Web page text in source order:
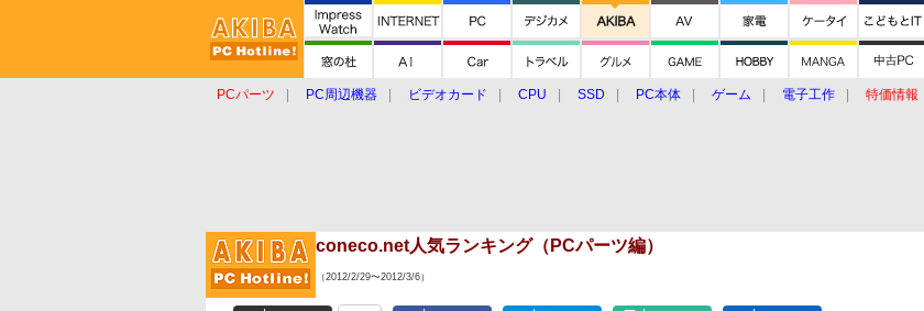
PCパーツ PC周辺機器 ビデオカード CPU SSD PC本体 ゲーム 電子工作 特価情報
coneco.net人気ランキング（PCパーツ編）
（2012/2/29〜2012/3/6）